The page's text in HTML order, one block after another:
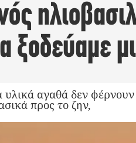
ξοδεύαμε
υλικά αγαθά δεν
προς το ζην,